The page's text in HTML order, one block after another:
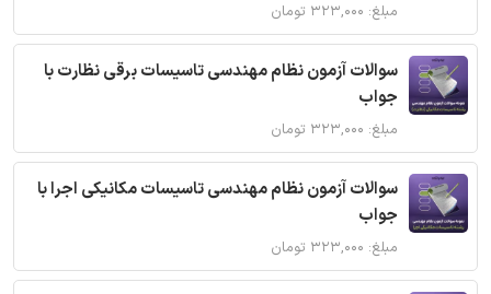
مبلغ: ۳۲۳,۰۰۰ تومان
سوالات آزمون نظام مهندسی تاسیسات برقی نظارت با
جواب
مبلغ: ۳۲۳,۰۰۰ تومان
سوالات آزمون نظام مهندسی تاسیسات مکانیکی اجرا با
جواب
مبلغ: ۳۲۳,۰۰۰ تومان